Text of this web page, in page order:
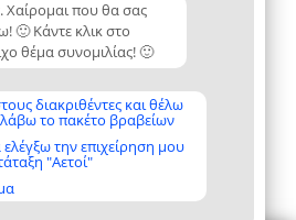
Χαίρομαι που θα σας
🙂 Κάντε κλικ στο
θέμα συνομιλίας! 🙂
διακριθέντες και θέλω
το πακέτο βραβείων
την επιχείρηση μου
"Αετοί"